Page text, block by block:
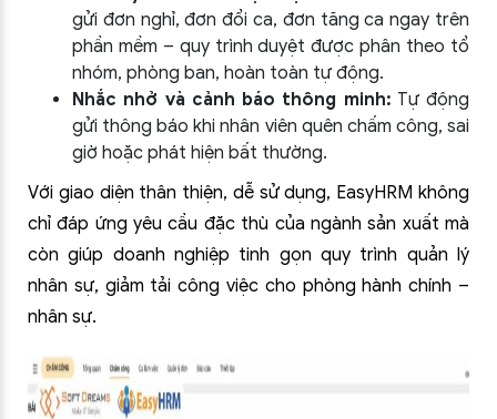
gửi đơn nghỉ, đơn đổi ca, đơn tăng ca ngay trên
phần mềm – quy trình duyệt được phân theo tổ
nhóm, phòng ban, hoàn toàn tự động.
Nhắc nhở và cảnh báo thông minh: Tự động
gửi thông báo khi nhân viên quên chấm công, sai
giờ hoặc phát hiện bất thường.
Với giao diện thân thiện, dễ sử dụng, EasyHRM không
chỉ đáp ứng yêu cầu đặc thù của ngành sản xuất mà
còn giúp doanh nghiệp tinh gọn quy trình quản lý
nhân sự, giảm tải công việc cho phòng hành chính –
nhân sự.